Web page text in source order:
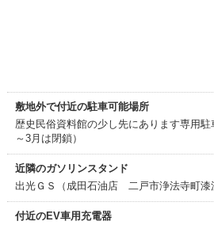
敷地外で付近の駐車可能場所
歴史民俗資料館の少し先にあります専用
～3月は閉鎖）
近隣のガソリンスタンド
出光ＧＳ（成田石油店 二戸市浄法寺町漆
付近のEV車用充電器